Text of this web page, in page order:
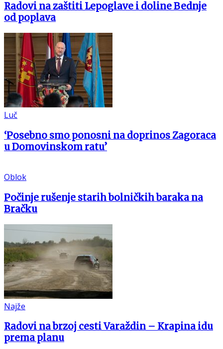
Radovi na zaštiti Lepoglave i doline Bednje
od poplava
Luč
‘Posebno smo ponosni na doprinos Zagoraca
u Domovinskom ratu’
Oblok
Počinje rušenje starih bolničkih baraka na
Bračku
Najže
Radovi na brzoj cesti Varaždin – Krapina idu
prema planu